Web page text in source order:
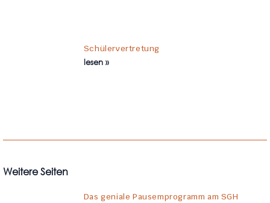
Schülervertretung
lesen »
Weitere Seiten
Das geniale Pausemprogramm am SGH